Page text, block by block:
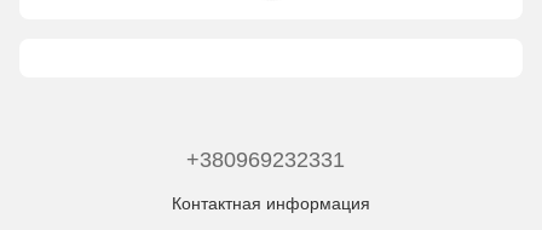
+380969232331
Контактная информация